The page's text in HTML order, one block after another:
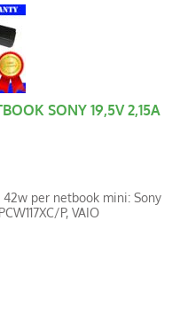
SONY 19,5V 2,15A
per netbook mini: Sony
P, VAIO